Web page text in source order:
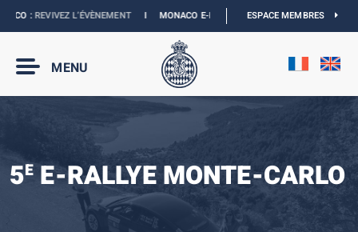
:REVIVEZ L’ÉVÈNEMENTI MONACO E-PRIX 2027 : LES DATES SONT
ESPACE MEMBRES
MENU
5EE-RALLYE MONTE-CARLO